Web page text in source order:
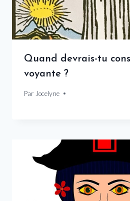
Quand devrais-tu
voyante ?
Par Jocelyne
21 décembre 2024